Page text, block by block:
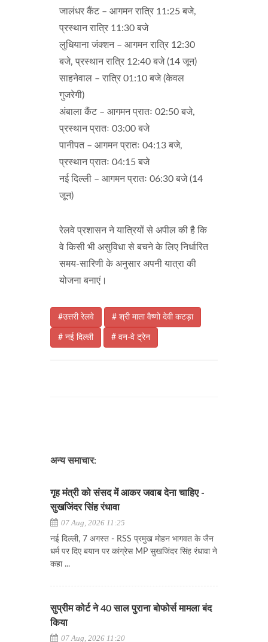
जालंधर कैंट – आगमन रात्रि 11:25 बजे,
प्रस्थान रात्रि 11:30 बजे
लुधियाना जंक्शन – आगमन रात्रि 12:30
बजे, प्रस्थान रात्रि 12:40 बजे (14 जून)
साहनेवाल – रात्रि 01:10 बजे (केवल
गुजरेगी)
अंबाला कैंट – आगमन प्रातः 02:50 बजे,
प्रस्थान प्रातः 03:00 बजे
पानीपत – आगमन प्रातः 04:13 बजे,
प्रस्थान प्रातः 04:15 बजे
नई दिल्ली – आगमन प्रातः 06:30 बजे (14
जून)
रेलवे प्रशासन ने यात्रियों से अपील की है कि
वे किसी भी असुविधा से बचने के लिए निर्धारित
समय-सारिणी के अनुसार अपनी यात्रा की
योजना बनाएं।
#उत्तरी रेलवे # श्री माता वैष्णो देवी कटड़ा
# नई दिल्ली # वन-वे ट्रेन
अन्य समाचार:
गृह मंत्री को संसद में आकर जवाब देना चाहिए -
सुखजिंदर सिंह रंधावा
07 Aug, 2026 11:25
नई दिल्ली, 7 अगस्त - RSS प्रमुख मोहन भागवत के जैन
धर्म पर दिए बयान पर कांग्रेस MP सुखजिंदर सिंह रंधावा ने
कहा ...
सुप्रीम कोर्ट ने 40 साल पुराना बोफोर्स मामला बंद
किया
07 Aug, 2026 11:20